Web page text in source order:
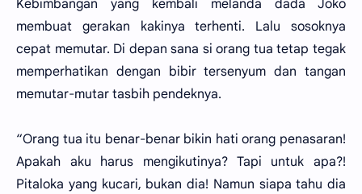
Kebimbangan yang kembali melanda dada Joko
membuat gerakan kakinya terhenti. Lalu sosoknya
cepat memutar. Di depan sana si orang tua tetap tegak
memperhatikan dengan bibir tersenyum dan tangan
memutar-mutar tasbih pendeknya.
“Orang tua itu benar-benar bikin hati orang penasaran!
Apakah aku harus mengikutinya? Tapi untuk apa?!
Pitaloka yang kucari, bukan dia! Namun siapa tahu dia